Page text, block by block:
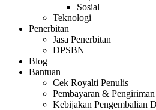
Sosial
Teknologi
Penerbitan
Jasa Penerbitan
DPSBN
Blog
Bantuan
Cek Royalti Penulis
Pembayaran & Pengiriman
Kebijakan Pengembalian